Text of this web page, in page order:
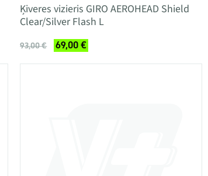
Ķiveres vizieris GIRO AEROHEAD Shield
Clear/Silver Flash L
93,00 € 69,00 €